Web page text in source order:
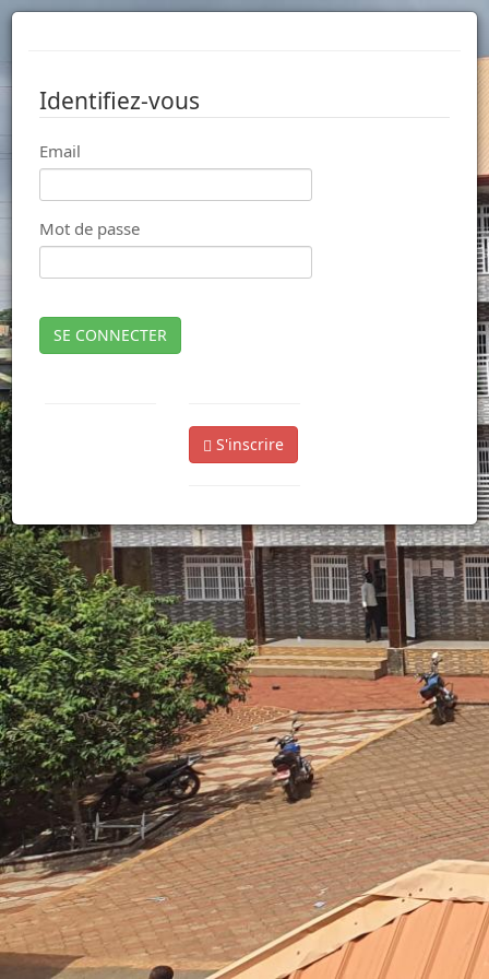
Identifiez-vous
Email
Mot de passe
SE CONNECTER
S'inscrire